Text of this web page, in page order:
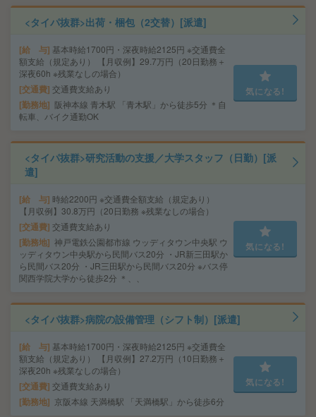
<タイパ抜群>出荷・梱包（2交替）[派遣]
給 与 基本時給1700円・深夜時給2125円 ※交通費全
額支給（規定あり） 【月収例】29.7万円（20日勤務＋
深夜60h ※残業なしの場合）
交通費 交通費支給あり
勤務地
阪神本線 青木駅 「青木駅」から徒歩5分 ＊自
転車、バイク通勤OK
気になる!
<タイパ抜群>研究活動の支援／大学スタッフ（日勤）[派
遣]
給 与 時給2200円 ※交通費全額支給（規定あり）
【月収例】30.8万円（20日勤務 ※残業なしの場合）
交通費 交通費支給あり
勤務地 神戸電鉄公園都市線 ウッディタウン中央駅 ウ
ッディタウン中央駅から民間バス20分 ・JR新三田駅か
ら民間バス20分 ・JR三田駅から民間バス20分 ※バス停
関西学院大学から徒歩2分 ＊、、
気になる!
<タイパ抜群>病院の設備管理（シフト制）[派遣]
給 与 基本時給1700円・深夜時給2125円 ※交通費全
額支給（規定あり） 【月収例】27.2万円（10日勤務＋
深夜20h ※残業なしの場合）
交通費 交通費支給あり
勤務地 京阪本線 天満橋駅 「天満橋駅」から徒歩6分
気になる!